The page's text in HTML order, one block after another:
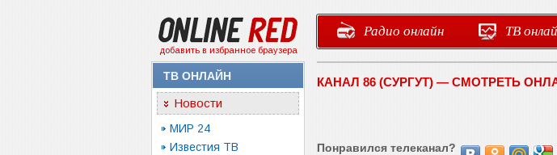
добавить в избранное браузера
Радио онлайн ТВ
ТВ ОНЛАЙН
Новости
МИР 24
Известия ТВ
КАНАЛ 86 (СУРГУТ) — СМОТРЕТЬ
Понравился телеканал?